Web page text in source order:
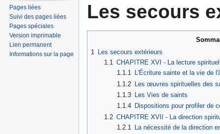
Les secours
1 Les secours extérieurs
1.1 CHAPITRE XVI - La lecture
1.1.1 L'Écriture sainte et la vie de
1.1.2
Les œuvres spirituelles des
1.1.3 Les Vies de saints
1.1.4 Dispositions pour profiler de
1.2 CHAPITRE XVII - La direction
1.2.1
La nécessité de la direction
Pages liées
Suivi des pages liées
Pages spéciales
Version imprimable
Lien permanent
Informations sur la page